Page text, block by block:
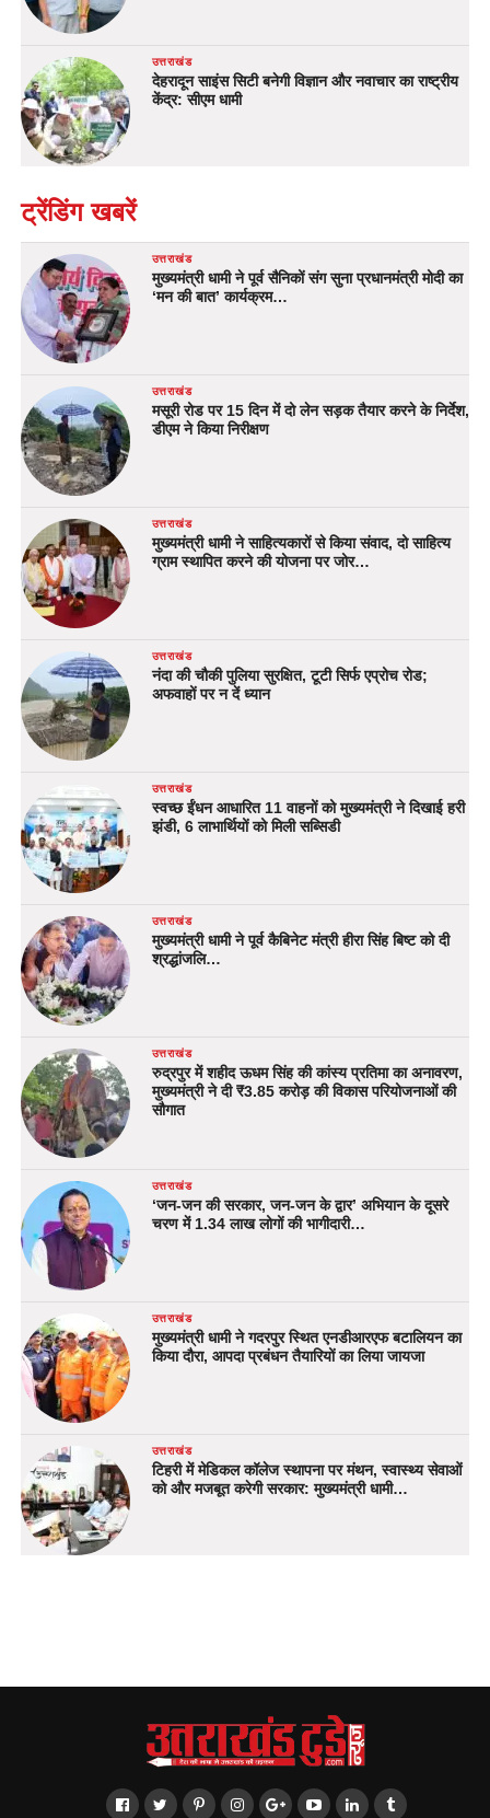
उत्तराखंड
देहरादून साइंस सिटी बनेगी विज्ञान और नवाचार का राष्ट्रीय
केंद्र: सीएम धामी
ट्रेंडिंग खबरें
उत्तराखंड
मुख्यमंत्री धामी ने पूर्व सैनिकों संग सुना प्रधानमंत्री मोदी का
‘मन की बात’ कार्यक्रम…
उत्तराखंड
मसूरी रोड पर 15 दिन में दो लेन सड़क तैयार करने के निर्देश,
डीएम ने किया निरीक्षण
उत्तराखंड
मुख्यमंत्री धामी ने साहित्यकारों से किया संवाद, दो साहित्य
ग्राम स्थापित करने की योजना पर जोर…
उत्तराखंड
नंदा की चौकी पुलिया सुरक्षित, टूटी सिर्फ एप्रोच रोड;
अफवाहों पर न दें ध्यान
उत्तराखंड
स्वच्छ ईंधन आधारित 11 वाहनों को मुख्यमंत्री ने दिखाई हरी
झंडी, 6 लाभार्थियों को मिली सब्सिडी
उत्तराखंड
मुख्यमंत्री धामी ने पूर्व कैबिनेट मंत्री हीरा सिंह बिष्ट को दी
श्रद्धांजलि…
उत्तराखंड
रुद्रपुर में शहीद ऊधम सिंह की कांस्य प्रतिमा का अनावरण,
मुख्यमंत्री ने दी ₹3.85 करोड़ की विकास परियोजनाओं की
सौगात
उत्तराखंड
‘जन-जन की सरकार, जन-जन के द्वार’ अभियान के दूसरे
चरण में 1.34 लाख लोगों की भागीदारी…
उत्तराखंड
मुख्यमंत्री धामी ने गदरपुर स्थित एनडीआरएफ बटालियन का
किया दौरा, आपदा प्रबंधन तैयारियों का लिया जायजा
उत्तराखंड
टिहरी में मेडिकल कॉलेज स्थापना पर मंथन, स्वास्थ्य सेवाओं
को और मजबूत करेगी सरकार: मुख्यमंत्री धामी…